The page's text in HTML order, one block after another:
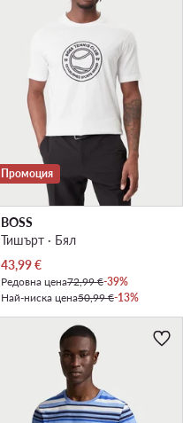
Промоция
BOSS
Тишърт · Бял
Актуална цена
43,99€
Редовна цена72,99 €-39%
Най-ниска цена50,99 €-13%